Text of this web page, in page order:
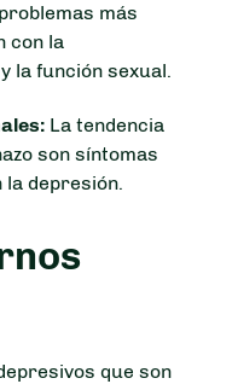
más
con la
la función sexual.
La tendencia
son síntomas
depresión.
que son